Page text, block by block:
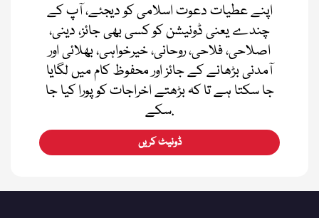
اپنے عطیات دعوت اسلامی کو دیجئے، آپ کے
چندے یعنی ڈونیشن کو کسی بھی جائز، دینی،
اصلاحی، فلاحی، روحانی، خیرخواہی، بھلائی اور
آمدنی بڑھانے کے جائز اور محفوظ کام میں لگایا
جا سکتا ہے تا کہ بڑھتے اخراجات کو پورا کیا جا
سکے.
ڈونیٹ کریں